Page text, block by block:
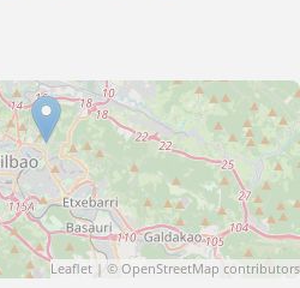
Leaflet | © OpenStreetMap contributors